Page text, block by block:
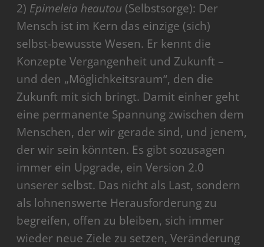
2) Epimeleia heautou (Selbstsorge): Der
Mensch ist im Kern das einzige (sich)
selbst-bewusste Wesen. Er kennt die
Konzepte Vergangenheit und Zukunft –
und den „Möglichkeitsraum“, den die
Zukunft mit sich bringt. Damit einher geht
eine permanente Spannung zwischen dem
Menschen, der wir gerade sind, und jenem,
der wir sein könnten. Es gibt sozusagen
immer ein Upgrade, ein Version 2.0
unserer selbst. Das nicht als Last, sondern
als lohnenswerte Herausforderung zu
begreifen, offen zu bleiben, sich immer
wieder neue Ziele zu setzen, Veränderung